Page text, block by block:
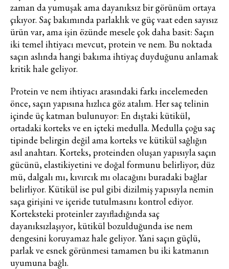
zaman da yumuşak ama dayanıksız bir görünüm ortaya
çıkıyor. Saç bakımında parlaklık ve güç vaat eden sayısız
ürün var, ama işin özünde mesele çok daha basit: Saçın
iki temel ihtiyacı mevcut, protein ve nem. Bu noktada
saçın aslında hangi bakıma ihtiyaç duyduğunu anlamak
kritik hale geliyor.
Protein ve nem ihtiyacı arasındaki farkı incelemeden
önce, saçın yapısına hızlıca göz atalım. Her saç telinin
içinde üç katman bulunuyor: En dıştaki kütikül,
ortadaki korteks ve en içteki medulla. Medulla çoğu saç
tipinde belirgin değil ama korteks ve kütikül sağlığın
asıl anahtarı. Korteks, proteinden oluşan yapısıyla saçın
gücünü, elastikiyetini ve doğal formunu belirliyor; düz
mü, dalgalı mı, kıvırcık mı olacağını buradaki bağlar
belirliyor. Kütikül ise pul gibi dizilmiş yapısıyla nemin
saça girişini ve içeride tutulmasını kontrol ediyor.
Korteksteki proteinler zayıfladığında saç
dayanıksızlaşıyor, kütikül bozulduğunda ise nem
dengesini koruyamaz hale geliyor. Yani saçın güçlü,
parlak ve esnek görünmesi tamamen bu iki katmanın
uyumuna bağlı.